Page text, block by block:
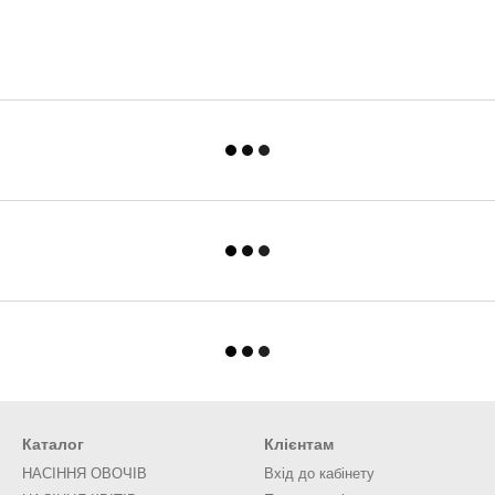
Каталог
НАСІННЯ ОВОЧІВ
Клієнтам
Вхід до кабінету